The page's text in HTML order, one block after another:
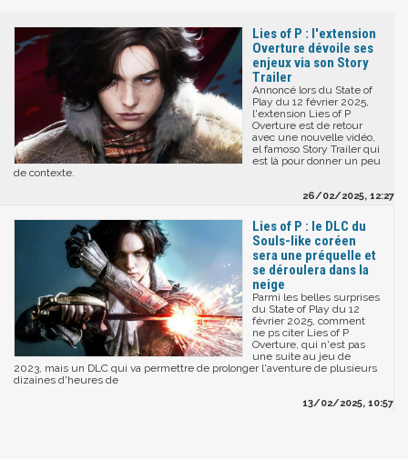
Lies of P : l'extension
Overture dévoile ses
enjeux via son Story
Trailer
Annoncé lors du State of
Play du 12 février 2025,
l'extension Lies of P
Overture est de retour
avec une nouvelle vidéo,
el famoso Story Trailer qui
est là pour donner un peu
de contexte.
26/02/2025, 12:27
Lies of P : le DLC du
Souls-like coréen
sera une préquelle et
se déroulera dans la
neige
Parmi les belles surprises
du State of Play du 12
février 2025, comment
ne ps citer Lies of P
Overture, qui n'est pas
une suite au jeu de
2023, mais un DLC qui va permettre de prolonger l'aventure de plusieurs
dizaines d'heures de
13/02/2025, 10:57